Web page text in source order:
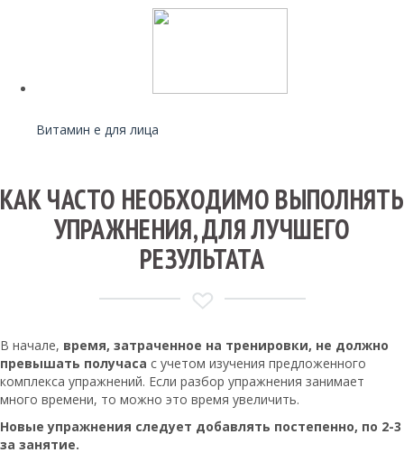
Витамин е для лица
КАК ЧАСТО НЕОБХОДИМО ВЫПОЛНЯТЬ
УПРАЖНЕНИЯ, ДЛЯ ЛУЧШЕГО
РЕЗУЛЬТАТА
В начале, время, затраченное на тренировки, не должно
превышать получаса с учетом изучения предложенного
комплекса упражнений. Если разбор упражнения занимает
много времени, то можно это время увеличить.
Новые упражнения следует добавлять постепенно, по 2-3
за занятие.